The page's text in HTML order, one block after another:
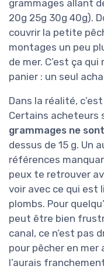
grammages allant
20g 25g 30g 40g).
couvrir la petite
montages un peu
de mer. C’est ça
panier : un seul
Dans la réalité,
Certains acheteurs
grammages ne
dessus de 15 g. Un
références
peux te retrouver
voir avec ce qui
plombs. Pour
peut être bien
canal, ce n’est pas
pour pêcher en mer
l’aurais